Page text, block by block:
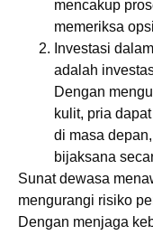
mencakup
memeriksa
Investasi
adalah
Dengan
kulit, pria
di masa
bijaksana
Sunat dewasa
mengurangi risiko
Dengan menjaga